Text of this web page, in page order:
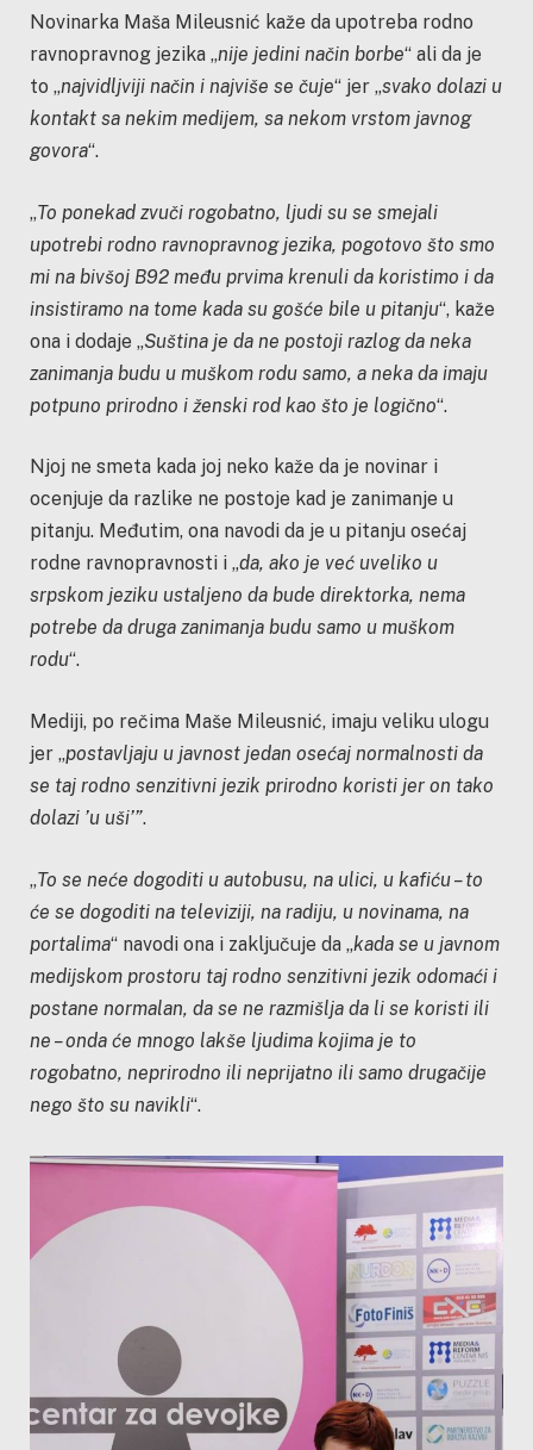
Novinarka Maša Mileusnić kaže da upotreba rodno
ravnopravnog jezika „nije jedini način borbe“ ali da je
to „najvidljviji način i najviše se čuje“ jer „svako dolazi u
kontakt sa nekim medijem, sa nekom vrstom javnog
govora“.
„To ponekad zvuči rogobatno, ljudi su se smejali
upotrebi rodno ravnopravnog jezika, pogotovo što smo
mi na bivšoj B92 među prvima krenuli da koristimo i da
insistiramo na tome kada su gošće bile u pitanju“, kaže
ona i dodaje „Suština je da ne postoji razlog da neka
zanimanja budu u muškom rodu samo, a neka da imaju
potpuno prirodno i ženski rod kao što je logično“.
Njoj ne smeta kada joj neko kaže da je novinar i
ocenjuje da razlike ne postoje kad je zanimanje u
pitanju. Međutim, ona navodi da je u pitanju osećaj
rodne ravnopravnosti i „da, ako je već uveliko u
srpskom jeziku ustaljeno da bude direktorka, nema
potrebe da druga zanimanja budu samo u muškom
rodu“.
Mediji, po rečima Maše Mileusnić, imaju veliku ulogu
jer „postavljaju u javnost jedan osećaj normalnosti da
se taj rodno senzitivni jezik prirodno koristi jer on tako
dolazi ’u uši’”.
„To se neće dogoditi u autobusu, na ulici, u kafiću – to
će se dogoditi na televiziji, na radiju, u novinama, na
portalima“ navodi ona i zaključuje da „kada se u javnom
medijskom prostoru taj rodno senzitivni jezik odomaći i
postane normalan, da se ne razmišlja da li se koristi ili
ne – onda će mnogo lakše ljudima kojima je to
rogobatno, neprirodno ili neprijatno ili samo drugačije
nego što su navikli“.